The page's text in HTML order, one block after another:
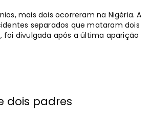
mais dois ocorreram na Nigéria. A
separados que mataram dois
foi divulgada após a última aparição
dois padres